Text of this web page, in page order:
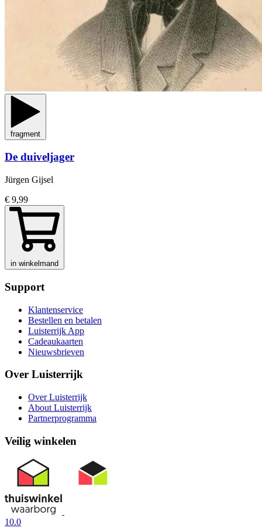
fragment
De duiveljager
Jürgen Gijsel
€ 9,99
in winkelmand
Support
Klantenservice
Bestellen en betalen
Luisterrijk App
Cadeaukaarten
Nieuwsbrieven
Over Luisterrijk
Over Luisterrijk
About Luisterrijk
Partnerprogramma
Veilig winkelen
10.0